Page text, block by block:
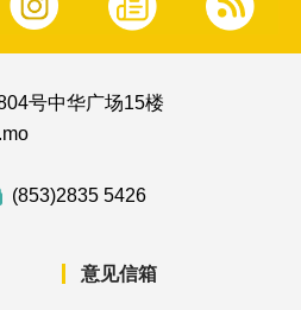
号中华广场15楼
(853)2835 5426
意见信箱